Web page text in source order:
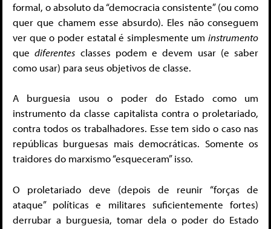
formal, o absoluto da “democracia consistente” (ou como
quer que chamem esse absurdo). Eles não conseguem
ver que o poder estatal é simplesmente um instrumento
quediferentes classes podem e devem usar (e saber
como usar) para seus objetivos de classe.
A burguesia usou o poder do Estado como um
instrumento da classe capitalista contra o proletariado,
contra todos os trabalhadores. Esse tem sido o caso nas
repúblicas burguesas mais democráticas. Somente os
traidores do marxismo “esqueceram” isso.
O proletariado deve (depois de reunir “forças de
ataque” políticas e militares suficientemente fortes)
derrubar a burguesia, tomar dela o poder do Estado